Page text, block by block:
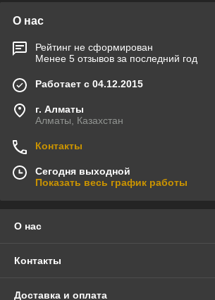
О нас
Рейтинг не сформирован
Менее 5 отзывов за последний год
Работает с 04.12.2015
г. Алматы
Алматы, Казахстан
Контакты
Сегодня выходной
Показать весь график работы
О нас
Контакты
Доставка и оплата